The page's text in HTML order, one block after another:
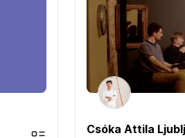
Csóka Attila